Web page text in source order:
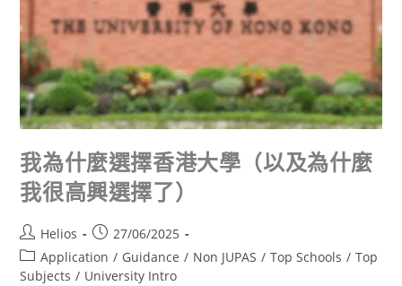
我為什麼選擇香港大學（以及為什麼
我很高興選擇了）
Helios
27/06/2025
Application / Guidance / Non JUPAS / Top Schools / Top
Subjects / University Intro